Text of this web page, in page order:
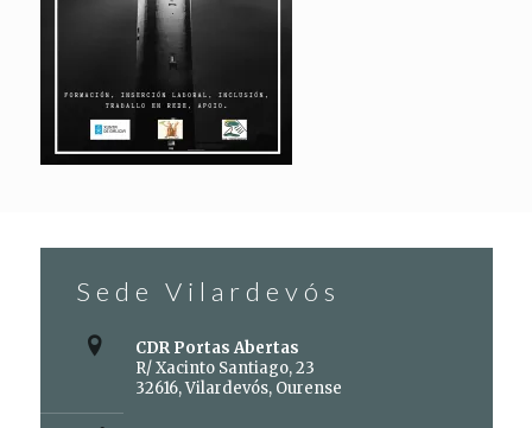
Sede Vilardevós
CDR Portas Abertas
R/ Xacinto Santiago, 23
32616, Vilardevós, Ourense